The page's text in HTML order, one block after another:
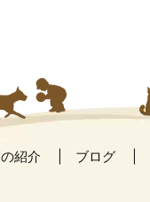
紹介 ブログ